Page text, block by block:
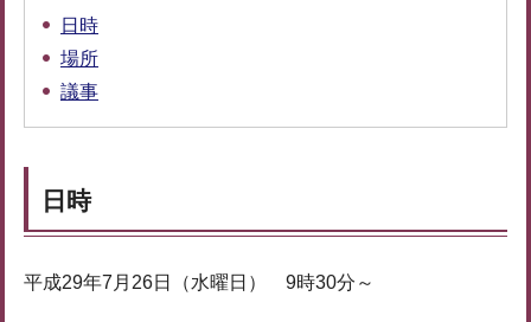
日時
場所
議事
日時
平成29年7月26日（水曜日） 9時30分～